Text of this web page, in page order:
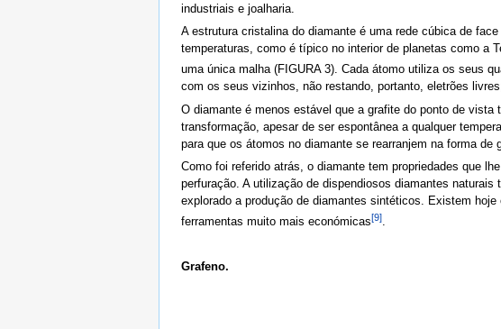
industriais e joalharia.
A estrutura cristalina do diamante é uma rede cúbica de
temperaturas, como é típico no interior de planetas como a
uma única malha (FIGURA 3). Cada átomo utiliza os seus
com os seus vizinhos, não restando, portanto, eletrões
O diamante é menos estável que a grafite do ponto de
transformação, apesar de ser espontânea a qualquer
para que os átomos no diamante se rearranjem na forma de
Como foi referido atrás, o diamante tem propriedades que
perfuração. A utilização de dispendiosos diamantes
explorado a produção de diamantes sintéticos. Existem
ferramentas muito mais económicas[9].
Grafeno.